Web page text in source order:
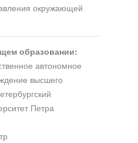
окружающей
образовании:
автономное
высшего
Петра